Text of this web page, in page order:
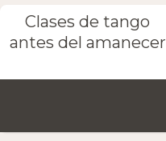
Clases de tango
antes del amanecer